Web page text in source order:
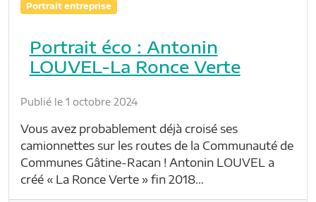
Portrait entreprise
Portrait éco : Antonin
LOUVEL-La Ronce Verte
Publié le 1 octobre 2024
Vous avez probablement déjà croisé ses
camionnettes sur les routes de la Communauté de
Communes Gâtine-Racan ! Antonin LOUVEL a
créé « La Ronce Verte » fin 2018…